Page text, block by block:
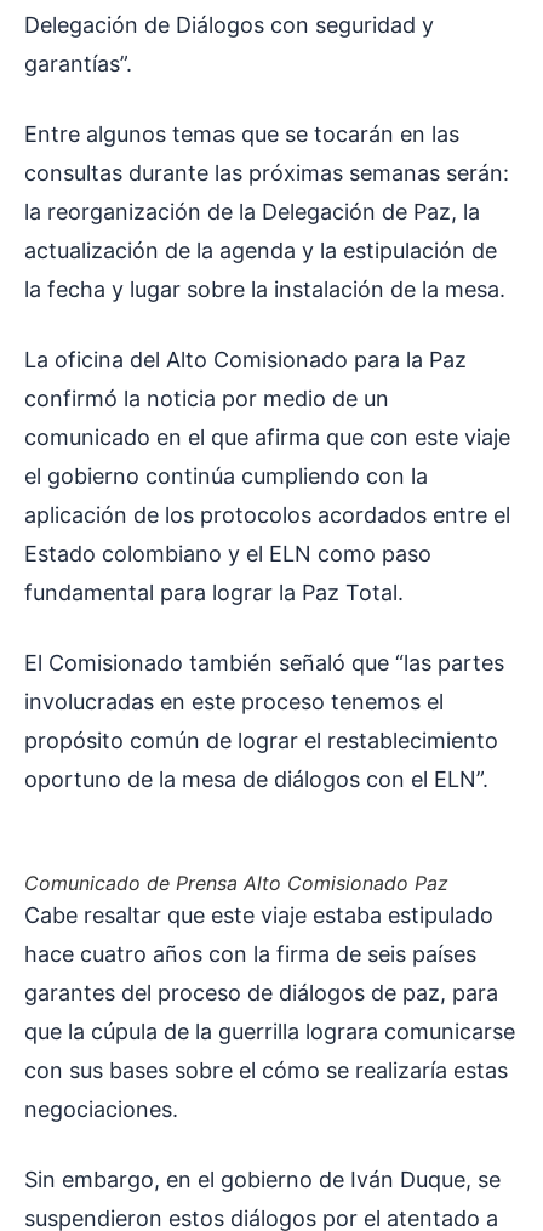
Delegación de Diálogos con seguridad y
garantías”.
Entre algunos temas que se tocarán en las
consultas durante las próximas semanas serán:
la reorganización de la Delegación de Paz, la
actualización de la agenda y la estipulación de
la fecha y lugar sobre la instalación de la mesa.
La oficina del Alto Comisionado para la Paz
confirmó la noticia por medio de un
comunicado en el que afirma que con este viaje
el gobierno continúa cumpliendo con la
aplicación de los protocolos acordados entre el
Estado colombiano y el ELN como paso
fundamental para lograr la Paz Total.
El Comisionado también señaló que “las partes
involucradas en este proceso tenemos el
propósito común de lograr el restablecimiento
oportuno de la mesa de diálogos con el ELN”.
Comunicado de Prensa Alto Comisionado Paz
Cabe resaltar que este viaje estaba estipulado
hace cuatro años con la firma de seis países
garantes del proceso de diálogos de paz, para
que la cúpula de la guerrilla lograra comunicarse
con sus bases sobre el cómo se realizaría estas
negociaciones.
Sin embargo, en el gobierno de Iván Duque, se
suspendieron estos diálogos por el atentado a